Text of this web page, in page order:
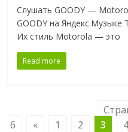
Слушать GOODY —
GOODY на
Их стиль Motorola — это
Read more
6
« 1 2 3